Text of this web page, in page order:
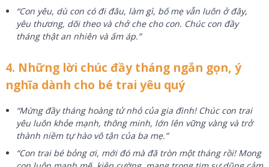
“Con yêu, dù con có đi đâu, làm gì, bố mẹ vẫn luôn ở đây,
yêu thương, dõi theo và chở che cho con. Chúc con đầy
tháng thật an nhiên và ấm áp.”
4. Những lời chúc đầy tháng ngắn gọn, ý
nghĩa dành cho bé trai yêu quý
“Mừng đầy tháng hoàng tử nhỏ của gia đình! Chúc con trai
yêu luôn khỏe mạnh, thông minh, lớn lên vững vàng và trở
thành niềm tự hào vô tận của ba mẹ.”
“Con trai bé bỏng ơi, mới đó mà đã tròn một tháng rồi! Mong